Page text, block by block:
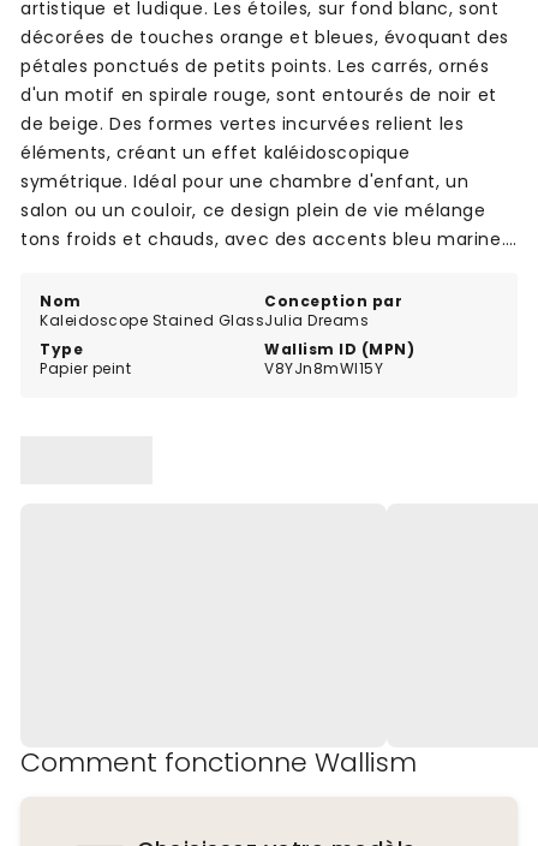
Nom
Kaleidoscope Stained Glass
Conception par
Julia Dreams
Type
Papier peint
Wallism ID (MPN)
V8YJn8mWl15Y
artistique et ludique. Les étoiles, sur fond blanc, sont
décorées de touches orange et bleues, évoquant des
pétales ponctués de petits points. Les carrés, ornés
d'un motif en spirale rouge, sont entourés de noir et
de beige. Des formes vertes incurvées relient les
éléments, créant un effet kaléidoscopique
symétrique. Idéal pour une chambre d'enfant, un
salon ou un couloir, ce design plein de vie mélange
tons froids et chauds, avec des accents bleu marine.
fantaisie.
Comment fonctionne Wallism